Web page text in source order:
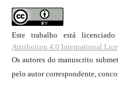
Este trabalho está
Attribution 4.0 International
Os autores do manuscrito
pelo autor correspondente,